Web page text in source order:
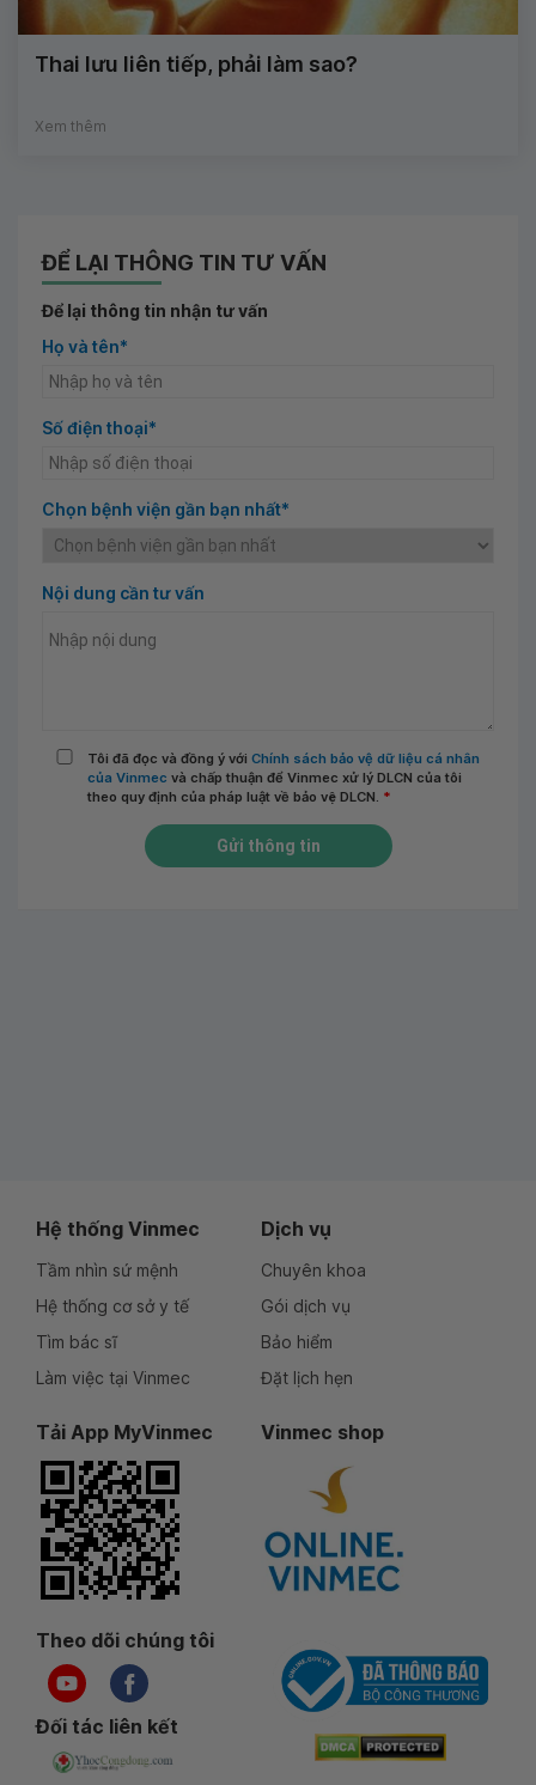
Thai lưu liên tiếp, phải làm sao?
Xem thêm
ĐỂ LẠI THÔNG TIN TƯ VẤN
Để lại thông tin nhận tư vấn
Họ và tên*
Số điện thoại*
Chọn bệnh viện gần bạn nhất*
Nội dung cần tư vấn
Tôi đã đọc và đồng ý với Chính sách bảo vệ dữ liệu cá nhân
của Vinmec và chấp thuận để Vinmec xử lý DLCN của tôi
theo quy định của pháp luật về bảo vệ DLCN. *
Gửi thông tin
Hệ thống Vinmec
Tầm nhìn sứ mệnh
Hệ thống cơ sở y tế
Tìm bác sĩ
Làm việc tại Vinmec
Dịch vụ
Chuyên khoa
Gói dịch vụ
Bảo hiểm
Đặt lịch hẹn
Tải App MyVinmec Vinmec shop
Theo dõi chúng tôi
Đối tác liên kết